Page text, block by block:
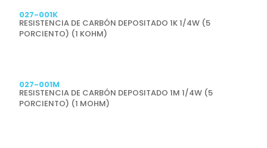
027-001K
RESISTENCIA DE CARBÓN DEPOSITADO 1K 1/4W (5
PORCIENTO) (1 KOHM)
027-001M
RESISTENCIA DE CARBÓN DEPOSITADO 1M 1/4W (5
PORCIENTO) (1 MOHM)